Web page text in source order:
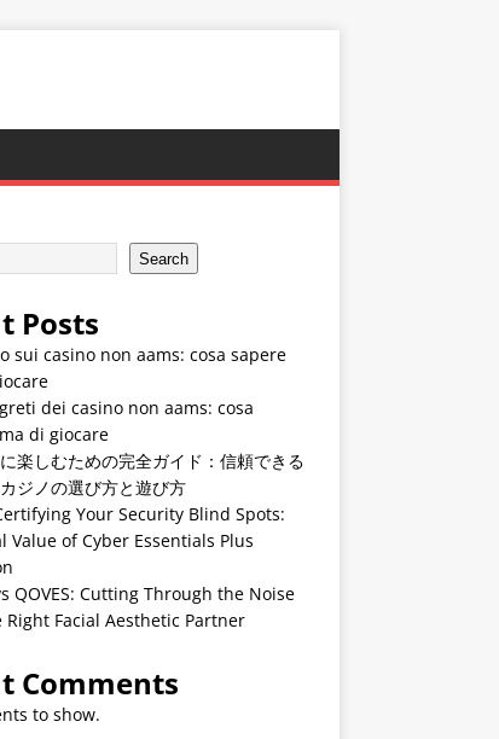
Search
Posts
sui casino non aams: cosa sapere
dei casino non aams: cosa
di giocare
楽しむための完全ガイド：信頼できる
ジノの選び方と遊び方
Your Security Blind Spots:
Value of Cyber Essentials Plus
QOVES: Cutting Through the Noise
Right Facial Aesthetic Partner
Comments
to show.